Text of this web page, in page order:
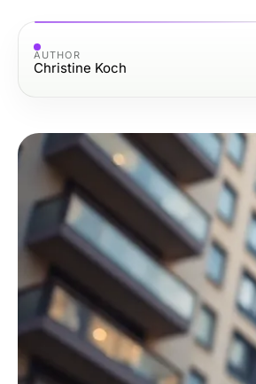
AUTHOR
Christine Koch